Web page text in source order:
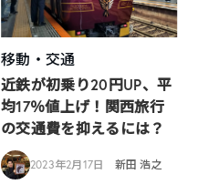
移動・交通
近鉄が初乗り20円UP、平
均17％値上げ！関西旅行
の交通費を抑えるには？
2023年2月17日 新田 浩之